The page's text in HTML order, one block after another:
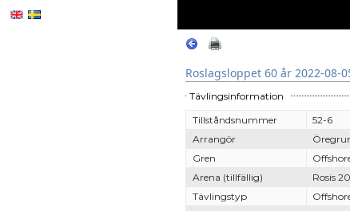
Roslagsloppet 60 år 2022-08-
Tävlingsinformation
Tillståndsnummer
52-6
Arrangör
Gren
Arena (tillfällig)
Rosis
Tävlingstyp